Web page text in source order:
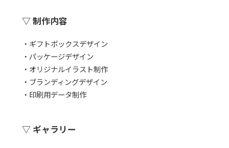
▽ 制作内容
・ギフトボックスデザイン
・パッケージデザイン
・オリジナルイラスト制作
・ブランディングデザイン
・印刷用データ制作
▽ ギャラリー